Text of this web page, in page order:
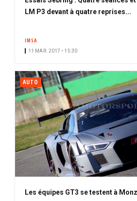
LM P3 devant à quatre reprises...
IMSA
11 MAR. 2017 • 15:30
AUTO
Les équipes GT3 se testent à